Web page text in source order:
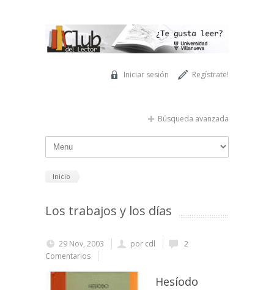
Regístrate!
Iniciar sesión
Búsqueda avanzada
Inicio
Los trabajos y los días
29 Nov, 2003 por cdl
2
Comentarios
Hesíodo